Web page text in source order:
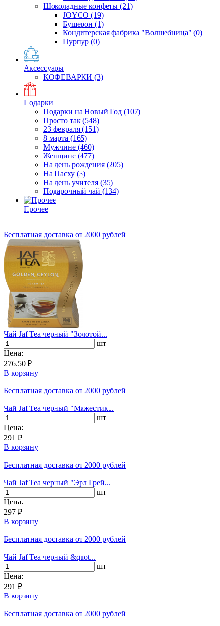
Шоколадные конфеты (21)
JOYCO (19)
Бушерон (1)
Кондитерская фабрика "Волшебница" (0)
Пурпур (0)
Аксессуары
КОФЕВАРКИ (3)
Подарки
Подарки на Новый Год (107)
Просто так (548)
23 февраля (151)
8 марта (165)
Мужчине (460)
Женщине (477)
На день рождения (205)
На Пасху (3)
На день учителя (35)
Подарочный чай (134)
Прочее
Бесплатная доставка от 2000 рублей
Чай Jaf Tea черный "Золотой...
шт
Цена:
276.50 ₽
В корзину
Бесплатная доставка от 2000 рублей
Чай Jaf Tea черный "Мажестик...
шт
Цена:
291 ₽
В корзину
Бесплатная доставка от 2000 рублей
Чай Jaf Tea черный "Эрл Грей...
шт
Цена:
297 ₽
В корзину
Бесплатная доставка от 2000 рублей
Чай Jaf Tea черный &quot...
шт
Цена:
291 ₽
В корзину
Бесплатная доставка от 2000 рублей